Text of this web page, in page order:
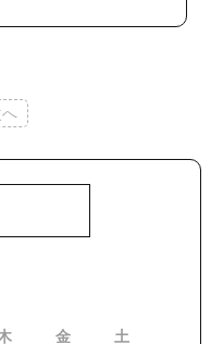
金
土